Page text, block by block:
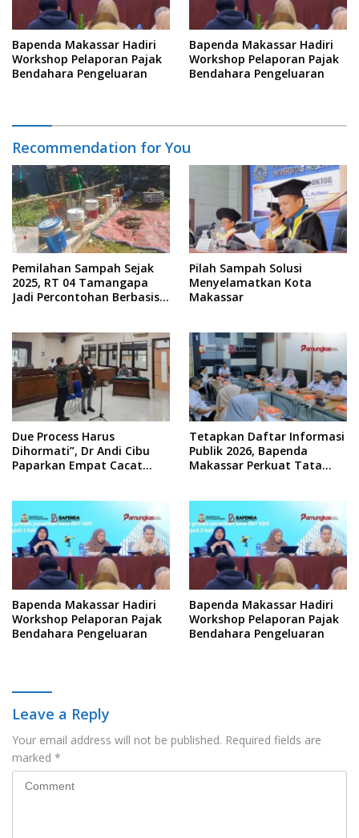
Bapenda Makassar Hadiri
Workshop Pelaporan Pajak
Bendahara Pengeluaran
Bapenda Makassar Hadiri
Workshop Pelaporan Pajak
Bendahara Pengeluaran
Recommendation for You
Pemilahan Sampah Sejak
2025, RT 04 Tamangapa
Jadi Percontohan Berbasis
Pilah Sampah Solusi
Menyelamatkan Kota
Makassar
Due Process Harus
Dihormati”, Dr Andi Cibu
Paparkan Empat Cacat
Tetapkan Daftar Informasi
Publik 2026, Bapenda
Makassar Perkuat Tata
Bapenda Makassar Hadiri
Workshop Pelaporan Pajak
Bendahara Pengeluaran
Bapenda Makassar Hadiri
Workshop Pelaporan Pajak
Bendahara Pengeluaran
Leave a Reply
Your email address will not be published. Required fields are
marked *